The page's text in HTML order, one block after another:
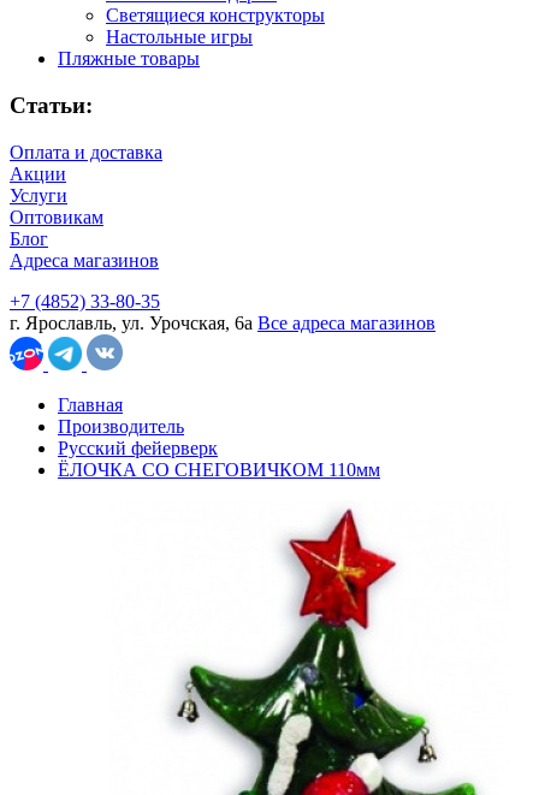
Светящиеся конструкторы
Настольные игры
Пляжные товары
Статьи:
Оплата и доставка
Акции
Услуги
Оптовикам
Блог
Адреса магазинов
+7 (4852) 33-80-35
г. Ярославль, ул. Урочская, 6а Все адреса магазинов
Главная
Производитель
Русский фейерверк
ЁЛОЧКА СО СНЕГОВИЧКОМ 110мм